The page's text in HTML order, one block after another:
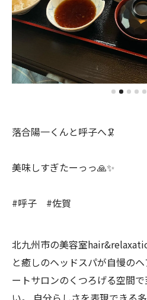
落合陽一くんと呼子へ🦑
美味しすぎたーっっ🙏✨
#呼子 #佐賀
北九州市の美容室
と癒しのヘッドスパが自慢の
ートサロンのくつろげる空間